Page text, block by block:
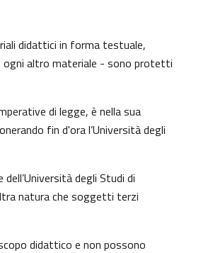
didattici in forma testuale,
ogni altro materiale - sono protetti
di legge, è nella sua
fin d'ora l’Università degli
degli Studi di
natura che soggetti terzi
didattico e non possono